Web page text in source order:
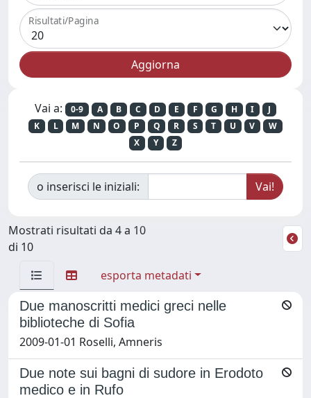
Risultati/Pagina
Vai a: 0-9 A B C D E F G H I
J
K
L M N O P Q R S T U V
W
X
Y Z
o inserisci le iniziali:
Mostrati risultati da 4 a 10
di 10
esporta metadati
Due manoscritti medici greci nelle
biblioteche di Sofia
2009-01-01 Roselli, Amneris
Due note sui bagni di sudore in Erodoto
medico e in Rufo